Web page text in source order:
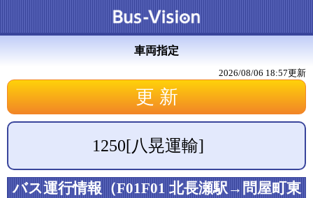
車両指定
2026/08/06 18:57更新
1250[八晃運輸]
バス運行情報（F01F01 北長瀬駅→問屋町東